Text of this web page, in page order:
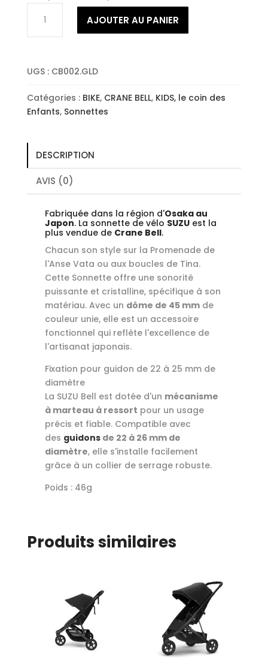
Crane
Sonnette
Gold
AJOUTER AU PANIER
UGS : CB002.GLD
Catégories : BIKE, CRANE BELL, KIDS, le coin des
Enfants, Sonnettes
DESCRIPTION
AVIS (0)
Fabriquée dans la région d'Osaka au
Japon. La sonnette de vélo SUZUest la
plus vendue de Crane Bell.
Chacun son style sur la Promenade de
l'Anse Vata ou aux boucles de Tina.
Cette Sonnette offre une sonorité
puissante et cristalline, spécifique à son
matériau. Avec un dôme de 45 mmde
couleur unie, elle est un accessoire
fonctionnel qui reflète l'excellence de
l'artisanat japonais.
Fixation pour guidon de 22 à 25 mm de
diamètre
La SUZU Bell est dotée d'un mécanisme
à marteau à ressort pour un usage
précis et fiable. Compatible avec
des guidons de 22 à 26 mm de
diamètre, elle s'installe facilement
grâce à un collier de serrage robuste.
Poids : 46g
Produits similaires